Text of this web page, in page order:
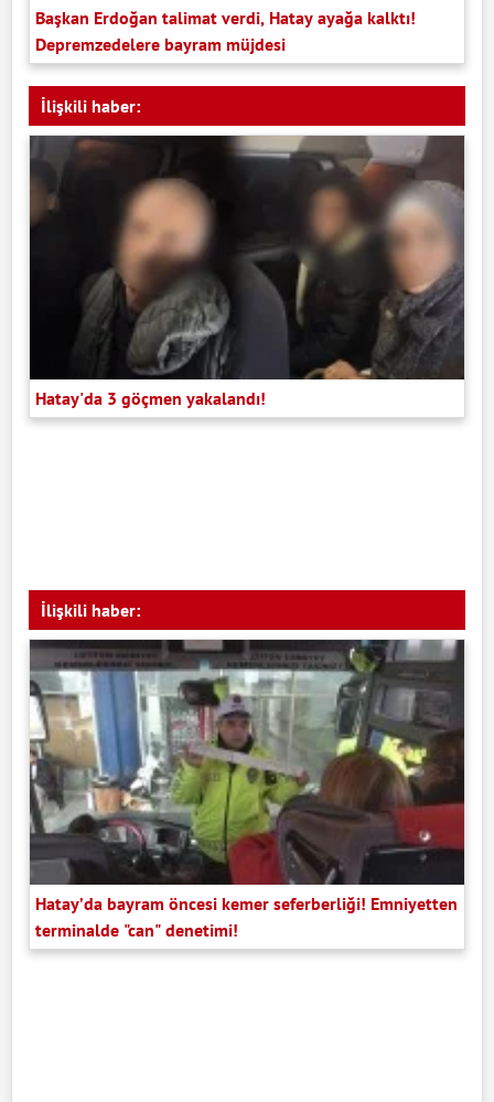
Başkan Erdoğan talimat verdi, Hatay ayağa kalktı!
Depremzedelere bayram müjdesi
İlişkili haber:
Hatay'da 3 göçmen yakalandı!
İlişkili haber:
Hatay’da bayram öncesi kemer seferberliği! Emniyetten
terminalde "can" denetimi!